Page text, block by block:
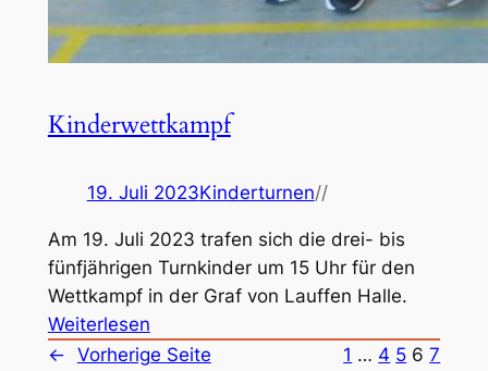
p
r
m
2
0
2
3
Kinderwettkampf
19. Juli 2023Kinderturnen//
Am 19. Juli 2023 trafen sich die drei- bis
fünfjährigen Turnkinder um 15 Uhr für den
Wettkampf in der Graf von Lauffen Halle.
Weiterlesen:
K
← Vorherige Seite 1 … 4 5 6 7